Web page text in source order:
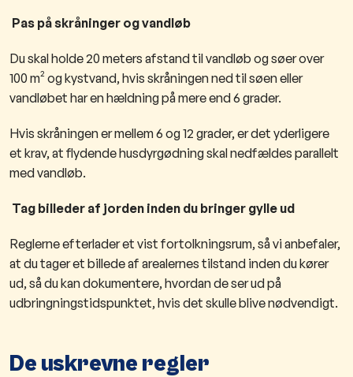
Pas på skråninger og vandløb
Du skal holde 20 meters afstand til vandløb og søer over
100 m² og kystvand, hvis skråningen ned til søen eller
vandløbet har en hældning på mere end 6 grader.
Hvis skråningen er mellem 6 og 12 grader, er det yderligere
et krav, at flydende husdyrgødning skal nedfældes parallelt
med vandløb.
Tag billeder af jorden inden du bringer gylle ud
Reglerne efterlader et vist fortolkningsrum, så vi anbefaler,
at du tager et billede af arealernes tilstand inden du kører
ud, så du kan dokumentere, hvordan de ser ud på
udbringningstidspunktet, hvis det skulle blive nødvendigt.
De uskrevne regler